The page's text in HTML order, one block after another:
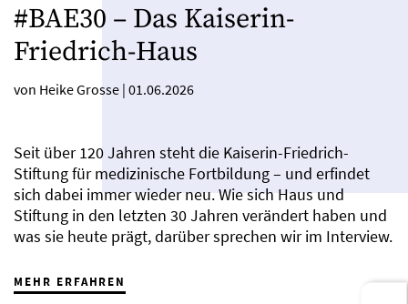
#BAE30 – Das Kaiserin-
Friedrich-Haus
von Heike Grosse | 01.06.2026
Seit über 120 Jahren steht die Kaiserin-Friedrich-
Stiftung für medizinische Fortbildung – und erfindet
sich dabei immer wieder neu. Wie sich Haus und
Stiftung in den letzten 30 Jahren verändert haben und
was sie heute prägt, darüber sprechen wir im Interview.
MEHR ERFAHREN